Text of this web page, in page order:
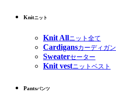
Knitニット
Knit Allニット全て
Cardigansカーディガン
Sweaterセーター
Knit vestニットベスト
Pantsパンツ